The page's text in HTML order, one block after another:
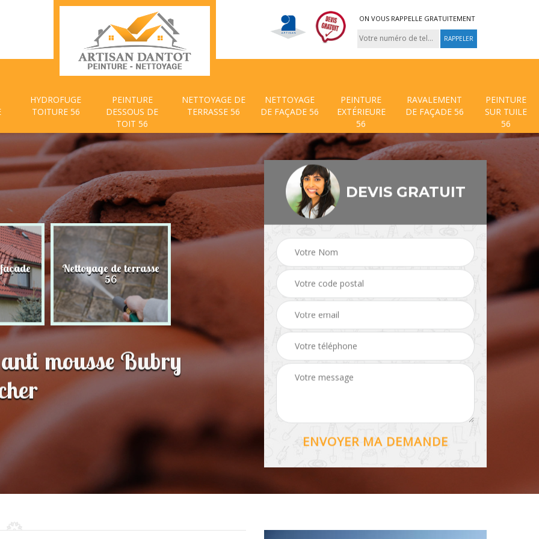
ON VOUS RAPPELLE GRATUITEMENT
HYDROFUGE
TOITURE 56
PEINTURE
DESSOUS DE
TOIT 56
NETTOYAGE DE
TERRASSE 56
NETTOYAGE
DE FAÇADE 56
PEINTURE
EXTÉRIEURE
56
RAVALEMENT
DE FAÇADE 56
PEINTURE
SUR TUILE
56
Nettoyage de terrasse
56 Hydrofuge toiture 56 Traitement anti
mousse Bubry
DEVIS GRATUIT